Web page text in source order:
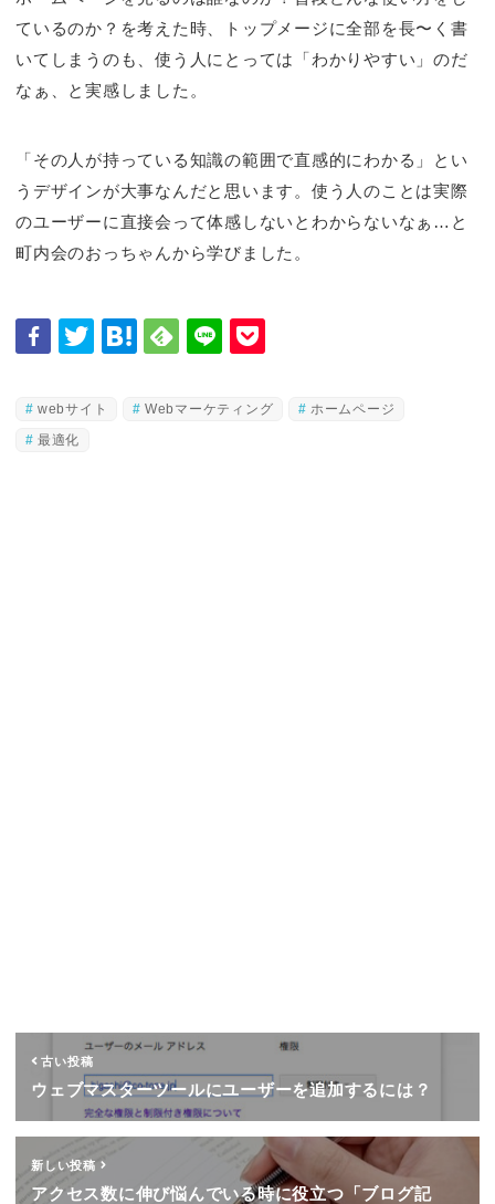
ているのか？を考えた時、トップメージに全部を長〜く書
いてしまうのも、使う人にとっては「わかりやすい」のだ
なぁ、と実感しました。
「その人が持っている知識の範囲で直感的にわかる」とい
うデザインが大事なんだと思います。使う人のことは実際
のユーザーに直接会って体感しないとわからないなぁ…と
町内会のおっちゃんから学びました。
webサイト Webマーケティング
ホームページ
最適化
古い投稿
ウェブマスターツールにユーザーを追加するには？
新しい投稿
アクセス数に伸び悩んでいる時に役立つ「ブログ記